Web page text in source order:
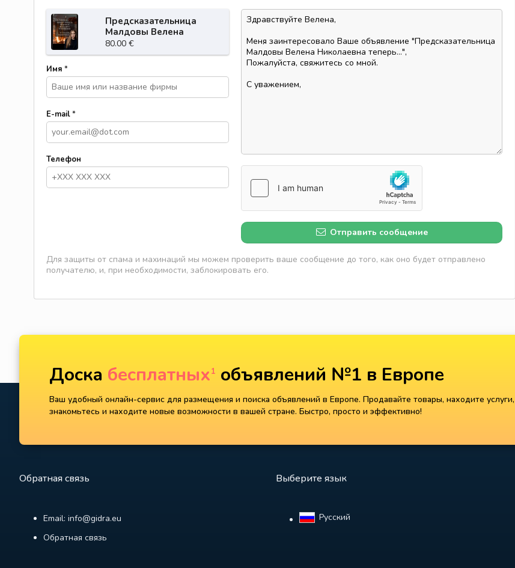
Предсказательница
Малдовы Велена
Николаевна теперь и в
европе
80.00 €
Имя *
E-mail*
Телефон
Отправить сообщение
Для защиты от спама и махинаций мы можем проверить ваше сообщение до того, как оно будет отправлено
получателю, и, при необходимости, заблокировать его.
Доска бесплатных1 объявлений №1 в Европе
Ваш удобный онлайн-сервис для размещения и поиска объявлений в Европе. Продавайте товары, находите
знакомьтесь и находите новые возможности в вашей стране. Быстро, просто и эффективно!
Обратная связь
Email: info@gidra.eu
Обратная связь
Выберите язык
Русский‎